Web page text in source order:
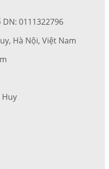
DN: 0111322796
Hà Nội, Việt Nam
Huy